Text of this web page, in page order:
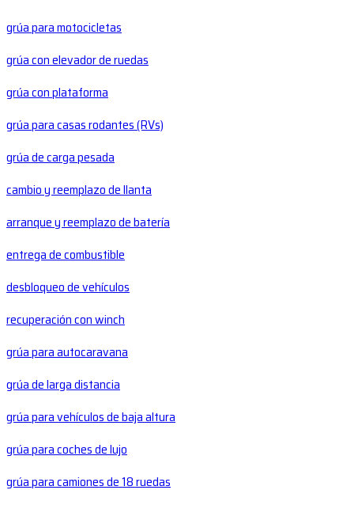
grúa para motocicletas
grúa con elevador de ruedas
grúa con plataforma
grúa para casas rodantes (RVs)
grúa de carga pesada
cambio y reemplazo de llanta
arranque y reemplazo de batería
entrega de combustible
desbloqueo de vehículos
recuperación con winch
grúa para autocaravana
grúa de larga distancia
grúa para vehículos de baja altura
grúa para coches de lujo
grúa para camiones de 18 ruedas